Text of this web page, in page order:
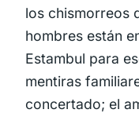
los chismorreos
hombres están
Estambul para
mentiras
concertado; el